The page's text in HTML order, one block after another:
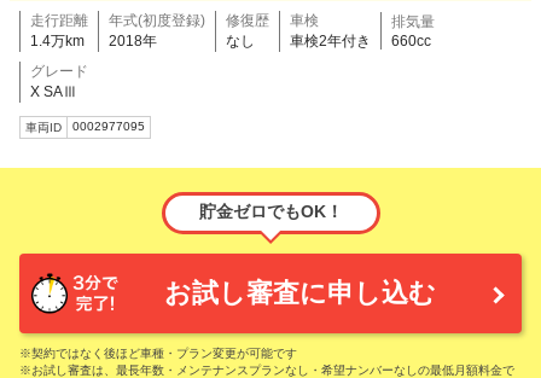
走行距離
1.4万km
年式(初度登録)
2018年
修復歴
なし
車検
車検2年付き
排気量
660cc
グレード
X SAⅢ
車両ID 0002977095
貯金ゼロでもOK！
お試し審査に申し込む
※契約ではなく後ほど車種・プラン変更が可能です
※お試し審査は、最長年数・メンテナンスプランなし・希望ナンバーなしの最低月額料金で